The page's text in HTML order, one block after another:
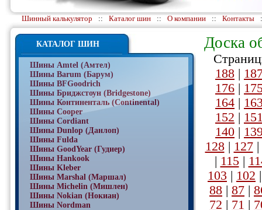
Шинный калькулятор :: Каталог шин :: О компании :: Контакты
КАТАЛОГ ШИН
Шины Amtel (Амтел)
Шины Barum (Барум)
Шины BFGoodrich
Шины Бриджстоун (Bridgestone)
Шины Континенталь (Continental)
Шины Cooper
Шины Cordiant
Шины Dunlop (Данлоп)
Шины Fulda
Шины GoodYear (Гудиер)
Шины Hankook
Шины Kleber
Шины Marshal (Маршал)
Шины Michelin (Мишлен)
Шины Nokian (Нокиан)
Шины Nordman
Доска
188 |
176 |
164 |
152 |
140 |
128| 127|
| 115|
103 | 102
88 | 87 |
72 | 71 |